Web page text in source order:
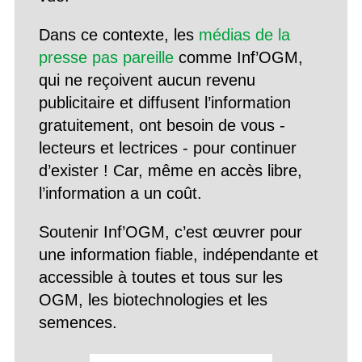
Dans ce contexte, les médias de la
presse pas pareillecomme Inf’OGM,
qui ne reçoivent aucun revenu
publicitaire et diffusent l’information
gratuitement, ont besoin de vous -
lecteurs et lectrices - pour continuer
d’exister ! Car, même en accès libre,
l’information a un coût.
Soutenir Inf’OGM, c’est œuvrer pour
une information fiable, indépendante et
accessible à toutes et tous sur les
OGM, les biotechnologies et les
semences.